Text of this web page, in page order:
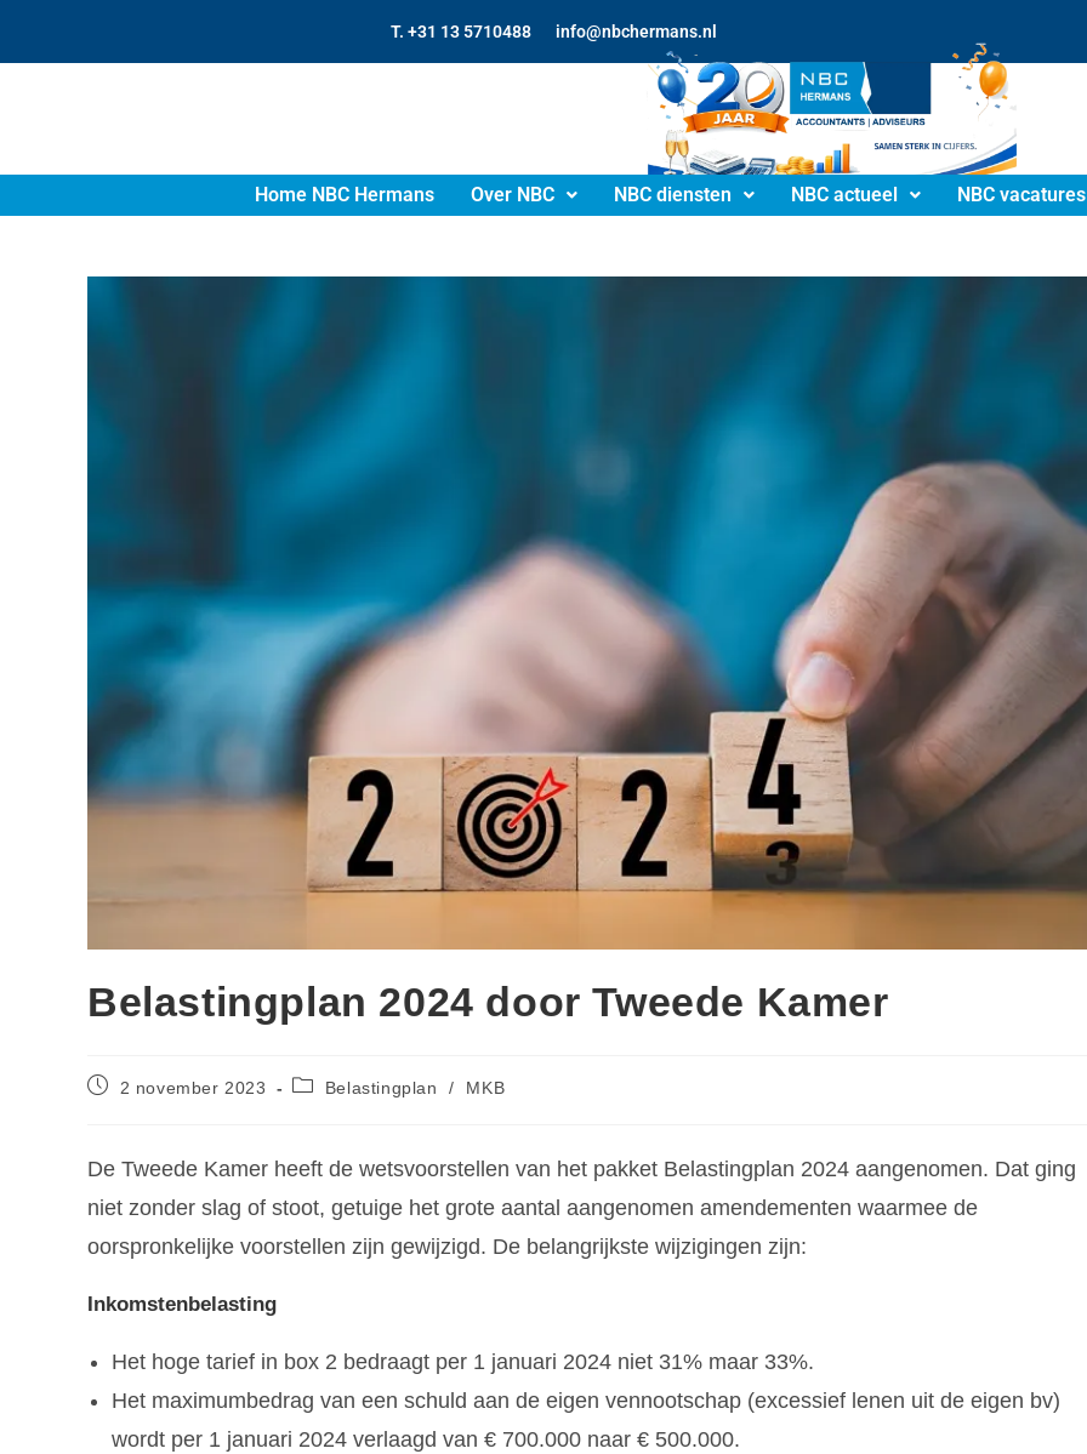
T. +31 13 5710488 info@nbchermans.nl
Home NBC Hermans Over NBC NBC diensten NBC actueel NBC vacatures
Belastingplan 2024 door Tweede Kamer
2 november 2023 Belastingplan / MKB
De Tweede Kamer heeft de wetsvoorstellen van het pakket Belastingplan 2024 aangenomen. Dat ging
niet zonder slag of stoot, getuige het grote aantal aangenomen amendementen waarmee de
oorspronkelijke voorstellen zijn gewijzigd. De belangrijkste wijzigingen zijn:
Inkomstenbelasting
Het hoge tarief in box 2 bedraagt per 1 januari 2024 niet 31% maar 33%.
Het maximumbedrag van een schuld aan de eigen vennootschap (excessief lenen uit de eigen bv)
wordt per 1 januari 2024 verlaagd van € 700.000 naar € 500.000.